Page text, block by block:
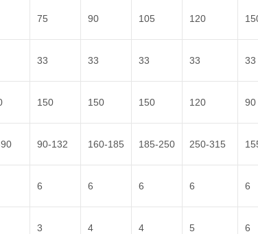
75 90 105 120
33 33 33 33 33
150 150 150 120 90
90-132 160-185 185-250 250-315
6 6 6 6 6
3 4 4 5 6